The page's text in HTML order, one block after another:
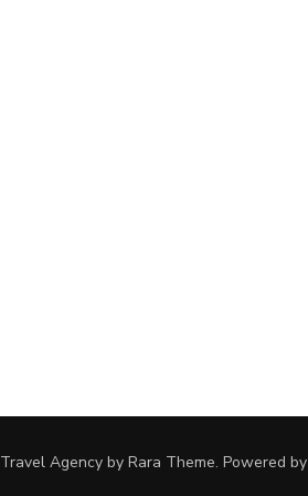
Travel Agencyby Rara Theme. Powered by